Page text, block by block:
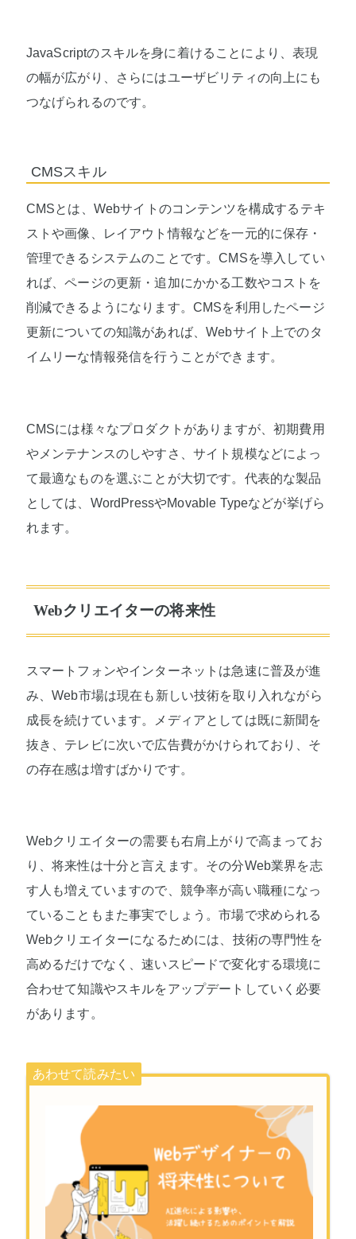
JavaScriptのスキルを身に着けることにより、表現
の幅が広がり、さらにはユーザビリティの向上にも
つなげられるのです。
CMSスキル
CMSとは、Webサイトのコンテンツを構成するテキ
ストや画像、レイアウト情報などを一元的に保存・
管理できるシステムのことです。CMSを導入してい
れば、ページの更新・追加にかかる工数やコストを
削減できるようになります。CMSを利用したページ
更新についての知識があれば、Webサイト上でのタ
イムリーな情報発信を行うことができます。
CMSには様々なプロダクトがありますが、初期費用
やメンテナンスのしやすさ、サイト規模などによっ
て最適なものを選ぶことが大切です。代表的な製品
としては、WordPressやMovable Typeなどが挙げら
れます。
Webクリエイターの将来性
スマートフォンやインターネットは急速に普及が進
み、Web市場は現在も新しい技術を取り入れながら
成長を続けています。メディアとしては既に新聞を
抜き、テレビに次いで広告費がかけられており、そ
の存在感は増すばかりです。
Webクリエイターの需要も右肩上がりで高まってお
り、将来性は十分と言えます。その分Web業界を志
す人も増えていますので、競争率が高い職種になっ
ていることもまた事実でしょう。市場で求められる
Webクリエイターになるためには、技術の専門性を
高めるだけでなく、速いスピードで変化する環境に
合わせて知識やスキルをアップデートしていく必要
があります。